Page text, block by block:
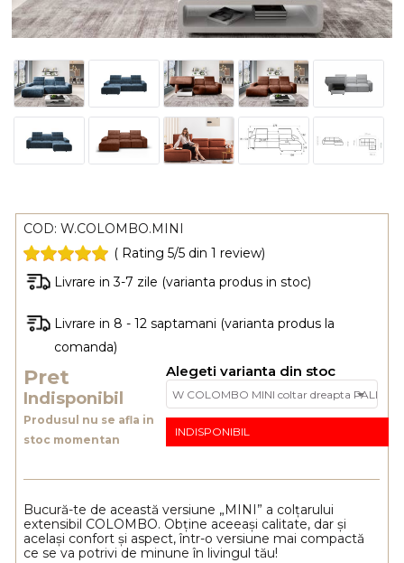
COD:W.COLOMBO.MINI
( Rating 5/5 din 1 review)
Livrare in 3-7 zile (varianta produs in stoc)
Livrare in 8 - 12 saptamani (varianta produs la
comanda)
Pret
Indisponibil
Produsul nu se afla in
stoc momentan
Alegeti varianta din stoc
INDISPONIBIL
Bucură-te de această versiune „MINI” a colțarului
extensibil COLOMBO. Obține aceeași calitate, dar și
același confort și aspect, într-o versiune mai compactă
ce se va potrivi de minune în livingul tău!